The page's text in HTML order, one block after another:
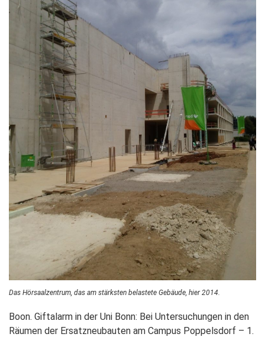
Das Hörsaalzentrum, das am stärksten belastete Gebäude, hier 2014.
Boon. Giftalarm in der Uni Bonn: Bei Untersuchungen in den
Räumen der Ersatzneubauten am Campus Poppelsdorf – 1.